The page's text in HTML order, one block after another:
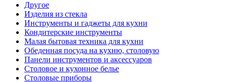
Другое
Изделия из стекла
Инструменты и гаджеты для кухни
Кондитерские инструменты
Малая бытовая техника для кухни
Обеденная посуда на кухню, столовую
Панели инструментов и аксессуаров
Столовое и кухонное белье
Столовые приборы